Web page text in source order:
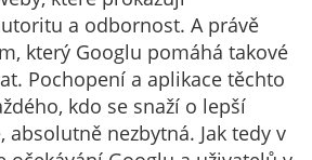
a odbornost. A právě
který Googlu pomáhá takové
Pochopení a aplikace těchto
kdo se snaží o lepší
nezbytná. Jak tedy v